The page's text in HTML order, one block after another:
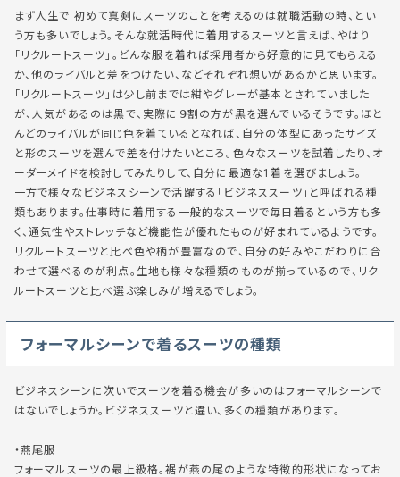
まず人生で 初めて真剣にスーツのことを考えるのは就職活動の時、とい
う方も多いでしょう。そんな就活時代に着用するスーツと言えば、やはり
「リクルートスーツ」。どんな服を着れば採用者から好意的に見てもらえる
か、他のライバルと差をつけたい、などそれぞれ想いがあるかと思います。
「リクルートスーツ」は少し前までは紺やグレーが基本とされていました
が、人気があるのは黒で、実際に ９割の方が黒を選んでいる そうです。ほと
んどのライバルが同じ色を着ているとなれば、 自分の体型にあったサイズ
と形のスーツを選んで差を付けたいところ。 色々なスーツを試着したり、オ
ーダーメイドを検討してみたりして、自分に最適な1着を選びましょう。
一方で様々なビジネスシーンで活躍する「ビジネススーツ」と呼ばれる種
類もあります。仕事時に着用する一般的なスーツで毎日着るという方も多
く、通気性やストレッチなど機能性が優れたものが好まれているようです。
リクルートスーツと比べ色や柄が豊富なので、 自分の好みやこだわりに合
わせて選べる のが利点。生地も様々な種類のものが揃っているので、リク
ルートスーツと比べ選ぶ楽しみが増えるでしょう。
フォーマルシーンで着るスーツの種類
ビジネスシーンに次いでスーツを着る機会が多いのはフォーマルシーンで
はないでしょうか。ビジネススーツと違い、多くの種類があります。
・燕尾服
フォーマルスーツの最上級格。裾が燕の尾のような特徴的形状になってお